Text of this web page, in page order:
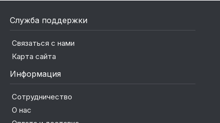
Служба поддержки
Связаться с нами
Карта сайта
Информация
Сотрудничество
О нас